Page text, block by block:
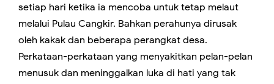
setiap hari ketika ia mencoba untuk tetap melaut
melalui Pulau Cangkir. Bahkan perahunya dirusak
oleh kakak dan beberapa perangkat desa.
Perkataan-perkataan yang menyakitkan pelan-pelan
menusuk dan meninggalkan luka di hati yang tak